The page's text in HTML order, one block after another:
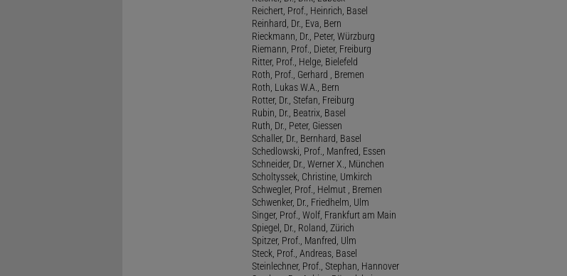
Reichert, Prof., Heinrich, Basel
Reinhard, Dr., Eva, Bern
Rieckmann, Dr., Peter, Würzburg
Riemann, Prof., Dieter, Freiburg
Ritter, Prof., Helge, Bielefeld
Roth, Prof., Gerhard , Bremen
Roth, Lukas W.A., Bern
Rotter, Dr., Stefan, Freiburg
Rubin, Dr., Beatrix, Basel
Ruth, Dr., Peter, Giessen
Schaller, Dr., Bernhard, Basel
Schedlowski, Prof., Manfred, Essen
Schneider, Dr., Werner X., München
Scholtyssek, Christine, Umkirch
Schwegler, Prof., Helmut , Bremen
Schwenker, Dr., Friedhelm, Ulm
Singer, Prof., Wolf, Frankfurt am Main
Spiegel, Dr., Roland, Zürich
Spitzer, Prof., Manfred, Ulm
Steck, Prof., Andreas, Basel
Steinlechner, Prof., Stephan, Hannover